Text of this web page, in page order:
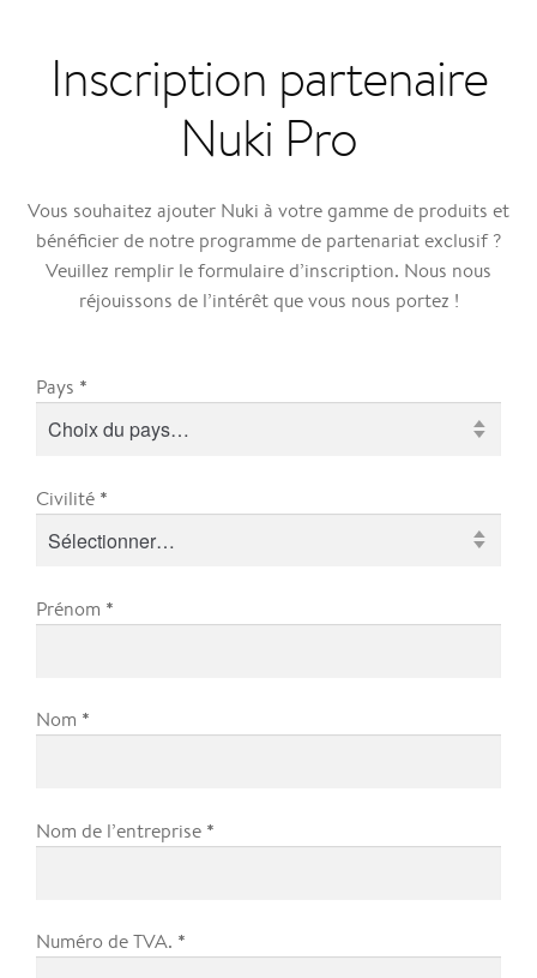
Inscription partenaire
Nuki Pro
Vous souhaitez ajouter Nuki à votre gamme de produits et
bénéficier de notre programme de partenariat exclusif ?
Veuillez remplir le formulaire d’inscription. Nous nous
réjouissons de l’intérêt que vous nous portez !
Pays *
Civilité *
Prénom *
Nom *
Nom de l’entreprise *
Numéro de TVA. *